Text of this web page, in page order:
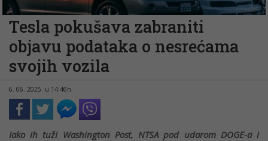
Tesla pokušava zabraniti
objavu podataka o nesrećama
svojih vozila
6. 06. 2025. u 14:46h
Iako ih tuži Washington Post, NTSA pod udarom DOGE-a i